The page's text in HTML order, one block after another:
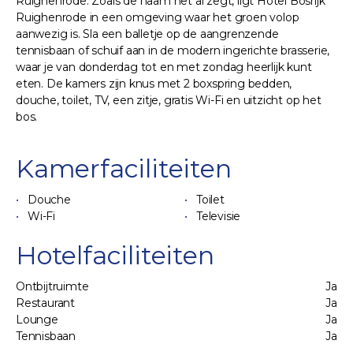
Ruighenrode in een omgeving waar het groen volop
aanwezig is. Sla een balletje op de aangrenzende
tennisbaan of schuif aan in de modern ingerichte brasserie,
waar je van donderdag tot en met zondag heerlijk kunt
eten. De kamers zijn knus met 2 boxspring bedden,
douche, toilet, TV, een zitje, gratis Wi-Fi en uitzicht op het
bos.
Kamerfaciliteiten
Douche
Toilet
Wi-Fi
Televisie
Hotelfaciliteiten
Ontbijtruimte
Ja
Restaurant
Ja
Lounge
Ja
Tennisbaan
Ja